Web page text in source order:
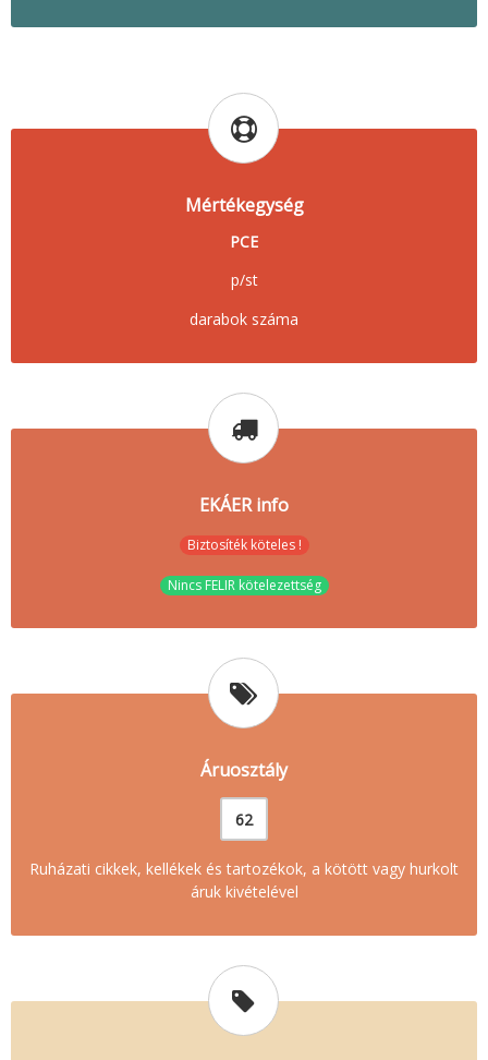
Mértékegység
PCE
p/st
darabok száma
EKÁER info
Biztosíték köteles !
Nincs FELIR kötelezettség
Áruosztály
62
Ruházati cikkek, kellékek és tartozékok, a kötött vagy hurkolt
áruk kivételével